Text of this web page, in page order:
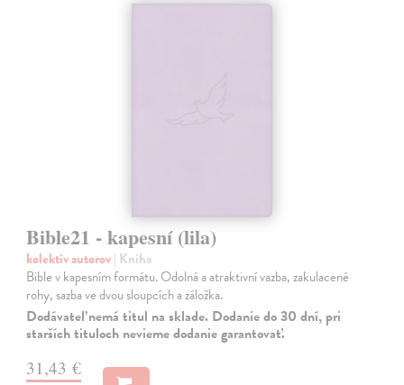
Bible21 - kapesní (lila)
kolektív autorov| Kniha
Bible v kapesním formátu. Odolná a atraktivní vazba, zakulacené
rohy, sazba ve dvou sloupcích a záložka.
Dodávateľ nemá titul na sklade. Dodanie do 30 dní, pri
starších tituloch nevieme dodanie garantovať.
31,43 €